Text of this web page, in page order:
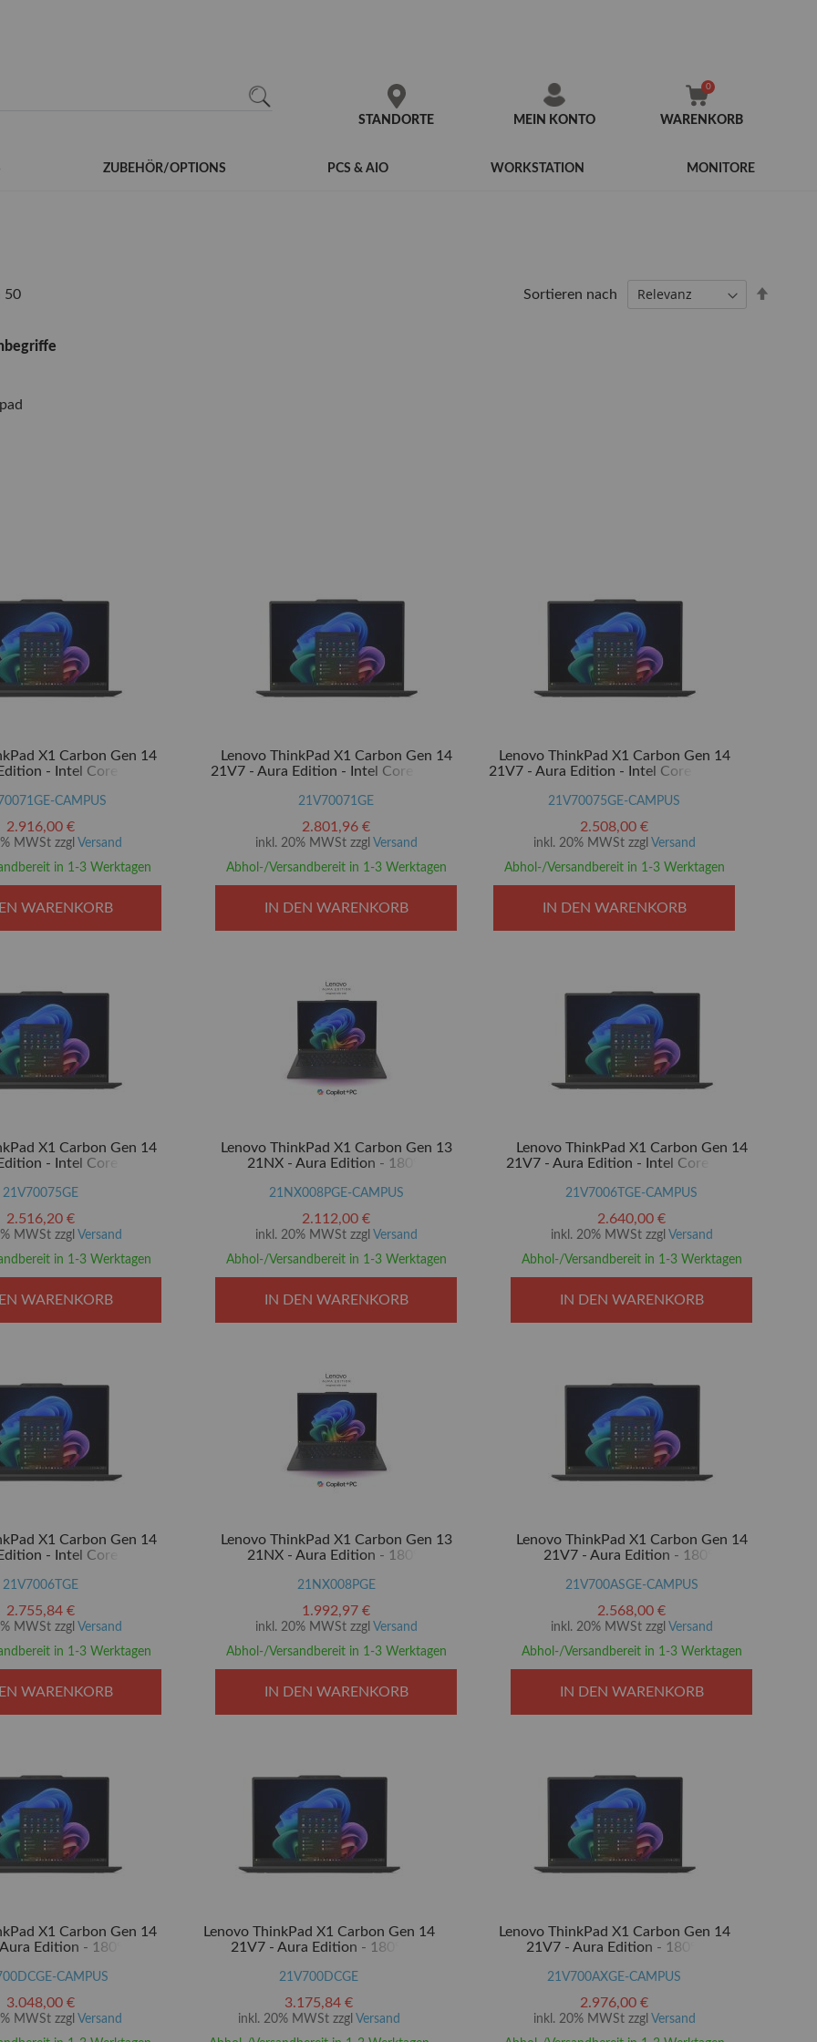
MEIN KONTO
STANDORTE WARENKORB
ZUBEHÖR/OPTIONS PCS & AIO WORKSTATION MONITORE
50 Sortieren nach
X1 Carbon Gen 14
- Intel Core Ultra 7
GB RAM - 1 TB SSD
(14")
CAMPUS
2.916,00 €
MWSt zzgl Versand
in 1-3 Werktagen
WARENKORB
Lenovo ThinkPad X1 Carbon Gen 14
21V7 - Aura Edition - Intel Core Ultra 7
Graphics - 32 GB RAM - 1 TB SSD
(14")
21V70071GE
2.801,96 €
inkl. 20% MWSt zzgl Versand
Abhol-/Versandbereit in 1-3 Werktagen
IN DEN WARENKORB
Lenovo ThinkPad X1 Carbon Gen 14
21V7 - Aura Edition - Intel Core Ultra 5
Graphics - 32 GB RAM - 512 GB SSD
(14")
21V70075GE-CAMPUS
2.508,00 €
inkl. 20% MWSt zzgl Versand
Abhol-/Versandbereit in 1-3 Werktagen
IN DEN WARENKORB
X1 Carbon Gen 14
- Intel Core Ultra 5
GB RAM - 512 GB SSD
(14")
21V70075GE
2.516,20 €
MWSt zzgl Versand
in 1-3 Werktagen
WARENKORB
Lenovo ThinkPad X1 Carbon Gen 13
21NX - Aura Edition - 180°-
- Evo - Win 11 Pro - Intel Graphics - 16
Encryption 2, NVMe - 35.6 cm (14")
21NX008PGE-CAMPUS
2.112,00 €
inkl. 20% MWSt zzgl Versand
Abhol-/Versandbereit in 1-3 Werktagen
IN DEN WARENKORB
Lenovo ThinkPad X1 Carbon Gen 14
21V7 - Aura Edition - Intel Core Ultra 7
Graphics - 32 GB RAM - 512 GB SSD
(14")
21V7006TGE-CAMPUS
2.640,00 €
inkl. 20% MWSt zzgl Versand
Abhol-/Versandbereit in 1-3 Werktagen
IN DEN WARENKORB
X1 Carbon Gen 14
- Intel Core Ultra 7
GB RAM - 512 GB SSD
(14")
21V7006TGE
2.755,84 €
MWSt zzgl Versand
in 1-3 Werktagen
WARENKORB
Lenovo ThinkPad X1 Carbon Gen 13
21NX - Aura Edition - 180°-
- Evo - Win 11 Pro - Intel Graphics - 16
Encryption 2, NVMe - 35.6 cm (14")
21NX008PGE
1.992,97 €
inkl. 20% MWSt zzgl Versand
Abhol-/Versandbereit in 1-3 Werktagen
IN DEN WARENKORB
Lenovo ThinkPad X1 Carbon Gen 14
21V7 - Aura Edition - 180°-
2.1 GHz - Evo - Win 11 Pro - Intel
TCG Opal Encryption 2, NVMe - 35.6 cm
(14")
21V700ASGE-CAMPUS
2.568,00 €
inkl. 20% MWSt zzgl Versand
Abhol-/Versandbereit in 1-3 Werktagen
IN DEN WARENKORB
X1 Carbon Gen 14
Edition - 180°-
- Win 11 Pro - Intel
2, NVMe - 35.6 cm (14")
CAMPUS
3.048,00 €
MWSt zzgl Versand
Lenovo ThinkPad X1 Carbon Gen 14
21V7 - Aura Edition - 180°-
2.3 GHz - Evo - Win 11 Pro - Intel
Opal Encryption 2, NVMe - 35.6 cm (14")
21V700DCGE
3.175,84 €
inkl. 20% MWSt zzgl Versand
Lenovo ThinkPad X1 Carbon Gen 14
21V7 - Aura Edition - 180°-
2.3 GHz - Evo - Win 11 Pro - Intel
Opal Encryption 2, NVMe - 35.6 cm (14")
21V700AXGE-CAMPUS
2.976,00 €
inkl. 20% MWSt zzgl Versand